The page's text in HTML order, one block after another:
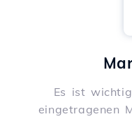
Es ist
eingetragenen